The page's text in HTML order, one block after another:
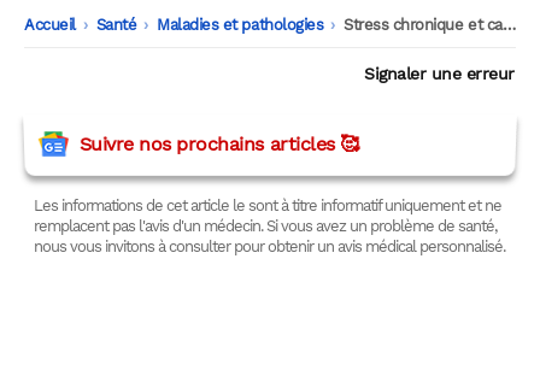
Accueil -
Santé -
Maladies et pathologies -
Stress chronique et cancer : ce que révèle une nouvelle étude inquiète les chercheurs
Signaler une erreur
Suivre nos prochains articles 🥰
Les informations de cet article le sont à titre informatif uniquement et ne
remplacent pas l'avis d'un médecin. Si vous avez un problème de santé,
nous vous invitons à consulter pour obtenir un avis médical personnalisé.